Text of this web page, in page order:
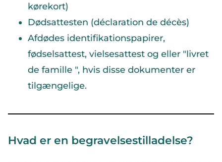
kørekort)
Dødsattesten (déclaration de décès)
Afdødes identifikationspapirer,
fødselsattest, vielsesattest og eller "livret
de famille ", hvis disse dokumenter er
tilgængelige.
Hvad er en begravelsestilladelse?